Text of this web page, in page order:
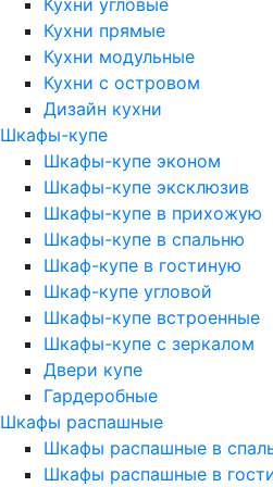
Кухни угловые
Кухни прямые
Кухни модульные
Кухни с островом
Дизайн кухни
Шкафы-купе
Шкафы-купе эконом
Шкафы-купе эксклюзив
Шкафы-купе в прихожую
Шкафы-купе в спальню
Шкаф-купе в гостиную
Шкаф-купе угловой
Шкафы-купе встроенные
Шкафы-купе с зеркалом
Двери купе
Гардеробные
Шкафы распашные
Шкафы распашные в
Шкафы распашные в